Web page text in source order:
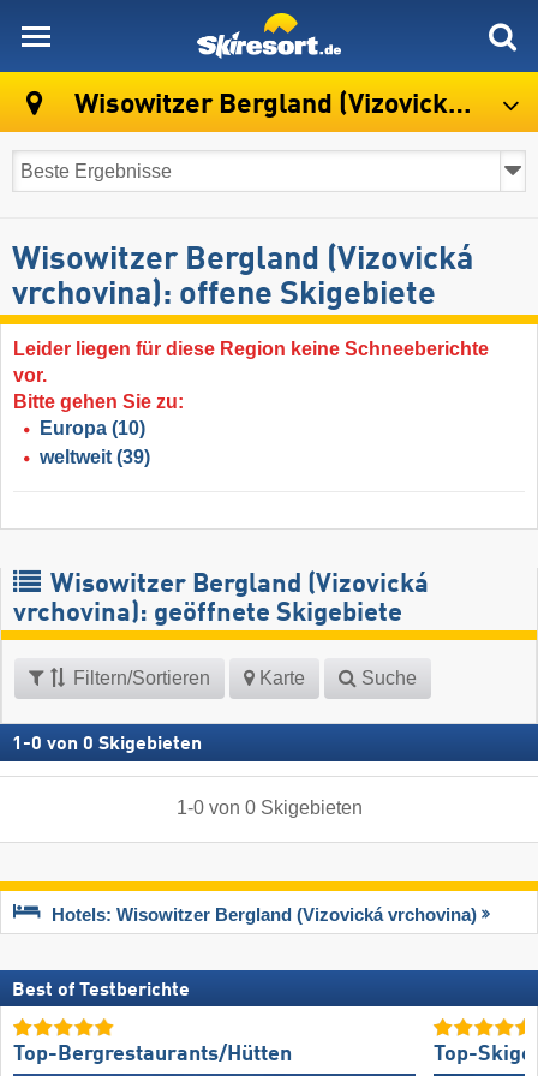
Wisowitzer Bergland (Vizovická vrchovina)
Wisowitzer Bergland (Vizovická
vrchovina): offene Skigebiete
Leider liegen für diese Region keine Schneeberichte
vor.
Bitte gehen Sie zu:
Europa (10)
weltweit (39)
Wisowitzer Bergland (Vizovická
vrchovina): geöffnete Skigebiete
Filtern/Sortieren Karte Suche
1 -0 von 0 Skigebieten
1-0von 0 Skigebieten
Hotels: Wisowitzer Bergland (Vizovická vrchovina)
Best of Testberichte
Top-Bergrestaurants/Hütten Top-